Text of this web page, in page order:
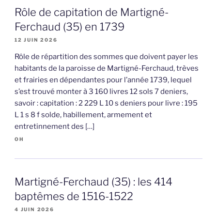
Rôle de capitation de Martigné-
Ferchaud (35) en 1739
12 JUIN 2026
Rôle de répartition des sommes que doivent payer les
habitants de la paroisse de Martigné-Ferchaud, trèves
et frairies en dépendantes pour l’année 1739, lequel
s’est trouvé monter à 3 160 livres 12 sols 7 deniers,
savoir : capitation : 2 229 L 10 s deniers pour livre : 195
L 1 s 8 f solde, habillement, armement et
entretinnement des […]
OH
Martigné-Ferchaud (35) : les 414
baptêmes de 1516-1522
4 JUIN 2026